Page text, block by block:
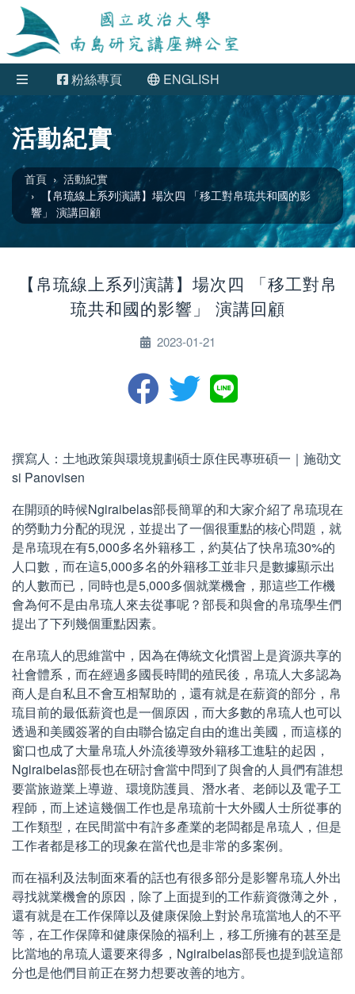
粉絲專頁 ENGLISH
活動紀實
首頁
活動紀實
【帛琉線上系列演講】場次四 「移工對帛琉共和國的影
響」 演講回顧
【帛琉線上系列演講】場次四 「移工對帛
琉共和國的影響」 演講回顧
2023-01-21
撰寫人：土地政策與環境規劃碩士原住民專班碩一｜施劭文
si Panovisen
在開頭的時候Ngiraibelas部長簡單的和大家介紹了帛琉現在
的勞動力分配的現況，並提出了一個很重點的核心問題，就
是帛琉現在有5,000多名外籍移工，約莫佔了快帛琉30%的
人口數，而在這5,000多名的外籍移工並非只是數據顯示出
的人數而已，同時也是5,000多個就業機會，那這些工作機
會為何不是由帛琉人來去從事呢？部長和與會的帛琉學生們
提出了下列幾個重點因素。
在帛琉人的思維當中，因為在傳統文化慣習上是資源共享的
社會體系，而在經過多國長時間的殖民後，帛琉人大多認為
商人是自私且不會互相幫助的，還有就是在薪資的部分，帛
琉目前的最低薪資也是一個原因，而大多數的帛琉人也可以
透過和美國簽署的自由聯合協定自由的進出美國，而這樣的
窗口也成了大量帛琉人外流後導致外籍移工進駐的起因，
Ngiraibelas部長也在研討會當中問到了與會的人員們有誰想
要當旅遊業上導遊、環境防護員、潛水者、老師以及電子工
程師，而上述這幾個工作也是帛琉前十大外國人士所從事的
工作類型，在民間當中有許多產業的老闆都是帛琉人，但是
工作者都是移工的現象在當代也是非常的多案例。
而在福利及法制面來看的話也有很多部分是影響帛琉人外出
尋找就業機會的原因，除了上面提到的工作薪資微薄之外，
還有就是在工作保障以及健康保險上對於帛琉當地人的不平
等，在工作保障和健康保險的福利上，移工所擁有的甚至是
比當地的帛琉人還要來得多，Ngiraibelas部長也提到說這部
分也是他們目前正在努力想要改善的地方。